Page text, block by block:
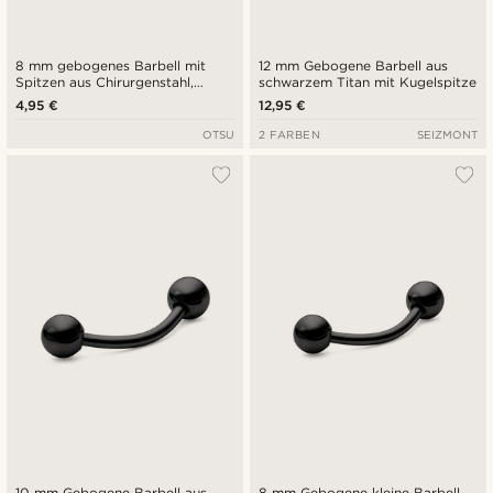
8 mm gebogenes Barbell mit
Spitzen aus Chirurgenstahl,
silberfarben
4,95 €
OTSU
12 mm Gebogene Barbell aus
schwarzem Titan mit Kugelspitze
12,95 €
2 FARBEN SEIZMONT